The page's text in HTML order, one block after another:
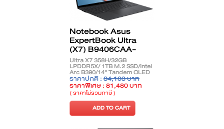
Notebook Asus
ExpertBook Ultra
(X7) B9406CAA-
TH1108WS
Ultra X7 358H/32GB
LPDDR5X/ 1TB M.2 SSD/Intel
Arc B390/14" Tandem OLED
Touch/Windows 11 Home +
Office Home 2024/Jet Fog
ราคาปกติ : 84,103 บาท
ราคาพิเศษ : 81,480 บาท
( ราคาไม่รวมภาษี )
ADD TO CART